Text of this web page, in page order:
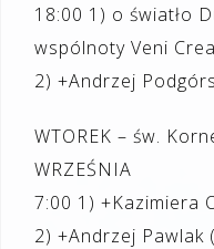
18:00 1) o światło
wspólnoty Veni
2) +Andrzej
WTOREK – św.
WRZEŚNIA
7:00 1) +Kazimiera
2) +Andrzej Pawlak